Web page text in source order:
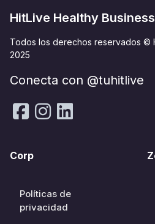
HitLive Healthy
Todos los derechos reservados ©
2025
Conecta con @tuhitlive
Corp
Políticas de
privacidad